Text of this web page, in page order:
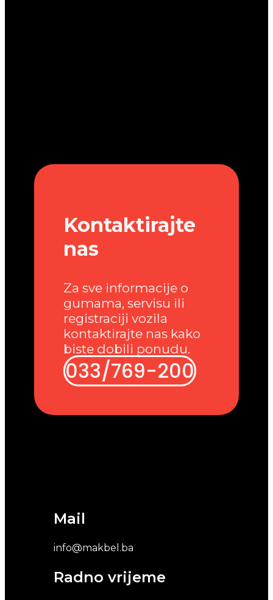
Mail
info@makbel.ba
Radno vrijeme
Kontaktirajte
nas
Za sve informacije o
gumama, servisu ili
registraciji vozila
kontaktirajte nas kako
biste dobili ponudu.
033/769-200